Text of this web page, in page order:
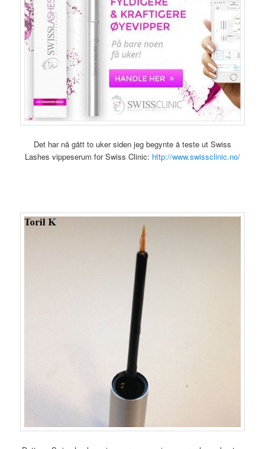
Det har nå gått to uker siden jeg begynte å teste ut Swiss
Lashes vippeserum for Swiss Clinic: http://www.swissclinic.no/